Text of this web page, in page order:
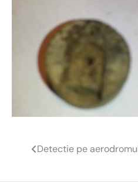
Navigare
Detectie pe